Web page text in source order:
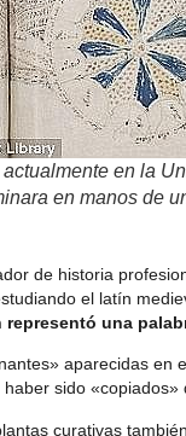
en la
en manos de
de historia
el latín
una
aparecidas en
sido
curativas